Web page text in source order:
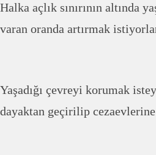
Halka açlık sınırının altında
varan oranda artırmak
Yaşadığı çevreyi korumak
dayaktan geçirilip cezaevlerine